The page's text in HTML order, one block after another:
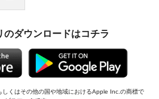
のダウンロードはコチラ
くはその他の国や地域におけるApple Inc.の商標で